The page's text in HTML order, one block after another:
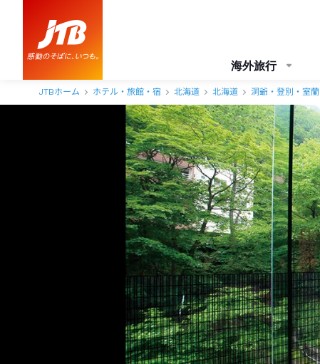
海外旅行
JTBホーム ホテル・旅館・宿 北海道 北海道 洞爺・登別・室蘭